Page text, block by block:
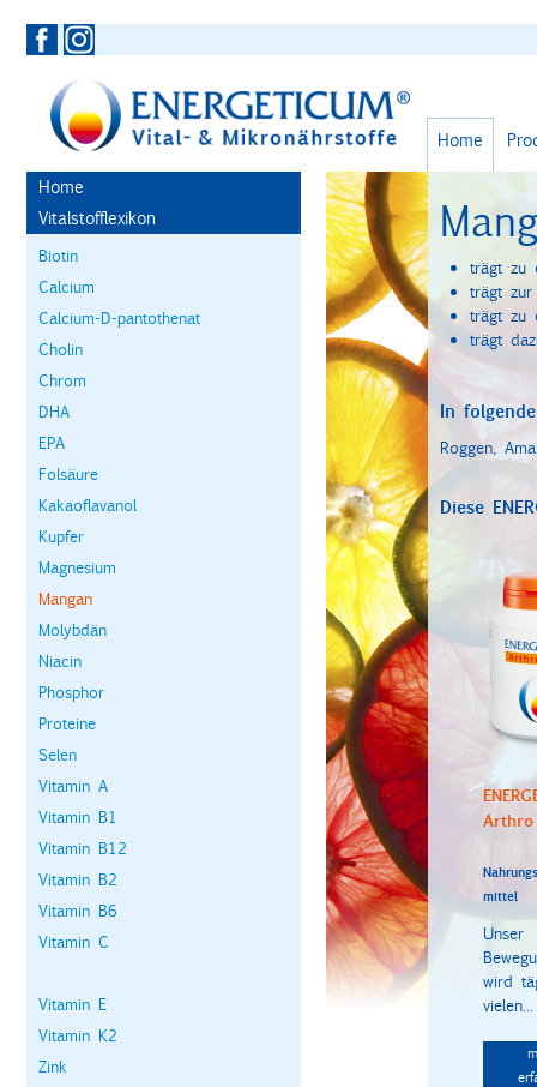
Home
Home
Vitalstofflexikon
Biotin
Calcium
Calcium-D-pantothenat
Cholin
Chrom
DHA
EPA
Folsäure
Kakaoflavanol
Kupfer
Magnesium
Mangan
Molybdän
Niacin
Phosphor
Proteine
Selen
Vitamin A
Vitamin B1
Vitamin B12
Vitamin B2
Vitamin B6
Vitamin C
Vitamin E
Vitamin K2
Zink
trägt zu
trägt zur
trägt zu
trägt
In
Roggen,
Diese
mittel
Unser
wird
vielen...